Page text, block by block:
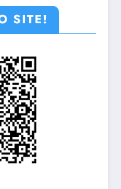
SITE!